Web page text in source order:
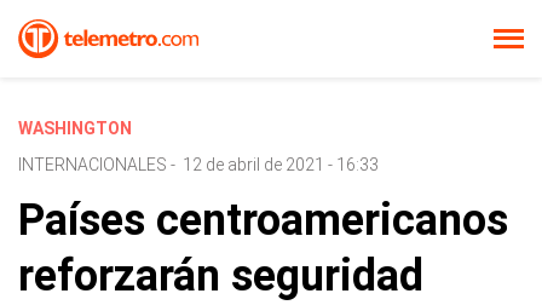
WASHINGTON
INTERNACIONALES - 12 de abril de 2021 - 16:33
Países centroamericanos
reforzarán seguridad